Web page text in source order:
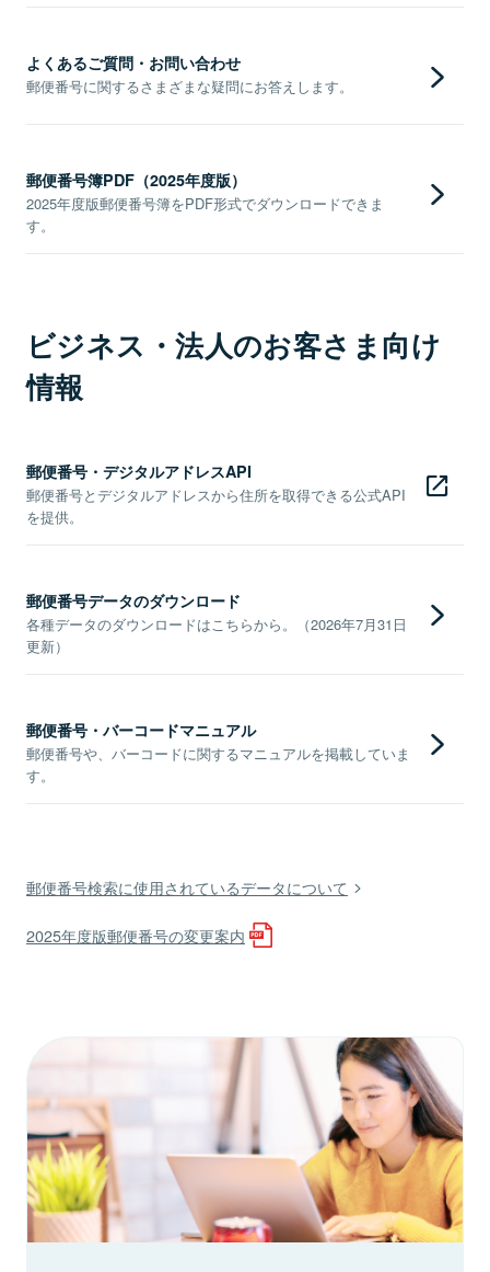
よくあるご質問・お問い合わせ
郵便番号に関するさまざまな疑問にお答えします。
郵便番号簿PDF（2025年度版）
2025年度版郵便番号簿をPDF形式でダウンロードできま
す。
ビジネス・法人のお客さま向け
情報
郵便番号・デジタルアドレスAPI
郵便番号とデジタルアドレスから住所を取得できる公式API
を提供。
郵便番号データのダウンロード
各種データのダウンロードはこちらから。（2026年7月31日
更新）
郵便番号・バーコードマニュアル
郵便番号や、バーコードに関するマニュアルを掲載していま
す。
郵便番号検索に使用されているデータについて
2025年度版郵便番号の変更案内